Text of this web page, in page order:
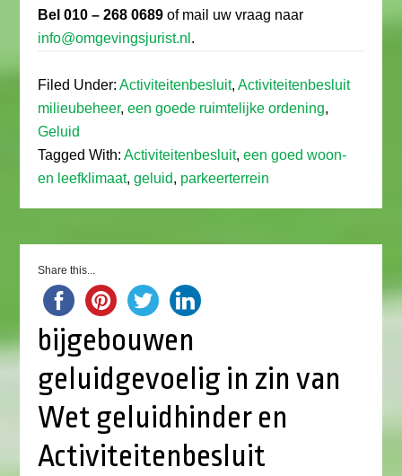
Bel 010 – 268 0689 of mail uw vraag naar
info@omgevingsjurist.nl .
Filed Under:Activiteitenbesluit,Activiteitenbesluit
milieubeheer,een goede ruimtelijke ordening,
Geluid
Tagged With:Activiteitenbesluit,een goed woon-
en leefklimaat,geluid, parkeerterrein
Share this...
bijgebouwen
geluidgevoelig in zin van
Wet geluidhinder en
Activiteitenbesluit